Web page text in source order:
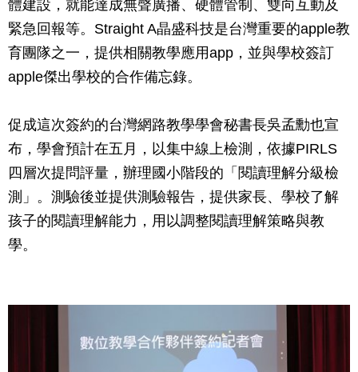
體建設，就能達成無聲廣播、硬體管制、雙向互動及
緊急回報等。Straight A晶盛科技是台灣重要的apple教
育團隊之一，提供相關教學應用app，並與學校簽訂
apple傑出學校的合作備忘錄。
促成這次簽約的台灣網路教學學會秘書長吳孟勳也宣
布，學會預計在五月，以集中線上檢測，依據PIRLS
四層次提問評量，辦理國小階段的「閱讀理解分級檢
測」。測驗後並提供測驗報告，提供家長、學校了解
孩子的閱讀理解能力，用以調整閱讀理解策略與教
學。